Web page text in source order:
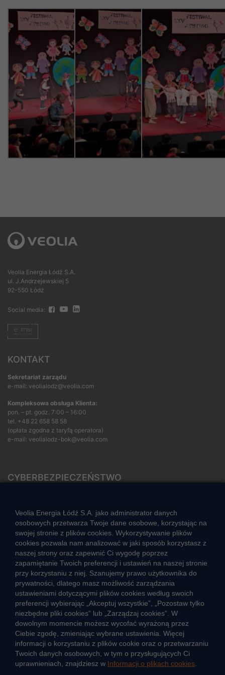
Veolia Energia Łódź S.A.
ul. J.Andrzejewskiej 5
92-550 Łódź
Social media:
KONTAKT
Sekretariat zarządu
e-mail: veolialodz@veolia.com
Kompleksowa obsługa Klienta:
pon. – pt. godz. 7:00 – 16:00
tel. +48 22 658 58 58
(opłata zgodna z taryfą operatora)
e-mail: veolialodz-bok@veolia.com
CYBERBEZPIECZEŃSTWO
CIEPŁO SYSTEMOWE
Zalety ciepła systemowego
Ciepło przez cały rok
Usługi okołociepłownicze
Informacje ciepła systemowego
JAK POWSTAJE CIEPŁO
ŹRÓDŁA CIEPŁA
Veolia Energia Łódź S.A. jako administrator danych
osobowych przetwarza Twoje dane osobowe, korzystając na
swojej stronie z plików cookies. Wykorzystywanie plików
cookies pozwala nam analizować w jaki sposób korzystasz z
naszej strony oraz zapewnić Ci wygodę poprzez
zapamiętanie Twoich preferencji i ustawień na naszej stronie
przy korzystaniu z niej. Szanujemy prawo użytkownika do
prywatności, dlatego masz możliwość zarządzania
ustawieniami dotyczącymi plików cookies według swoich
preferencji wybierając „Akceptuj wszystkie”, „Pozostaw tylko
niezbędne pliki cookies” lub „Zarządzaj cookies”. W
dowolnym momencie możesz wycofać wyrażoną przez
Ciebie zgodę, zmieniając wybrane ustawienia. Więcej
informacji o korzystaniu z plików cookie oraz o przetwarzaniu
Twoich danych osobowych, w tym o przysługujących Ci
uprawnieniach, znajdziesz w Informacji o plikach cookies